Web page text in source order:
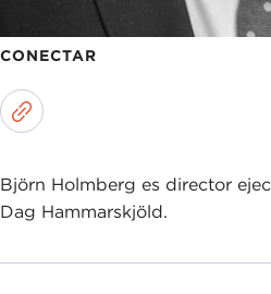
CONECTAR
Björn Holmberg es director
Dag Hammarskjöld.